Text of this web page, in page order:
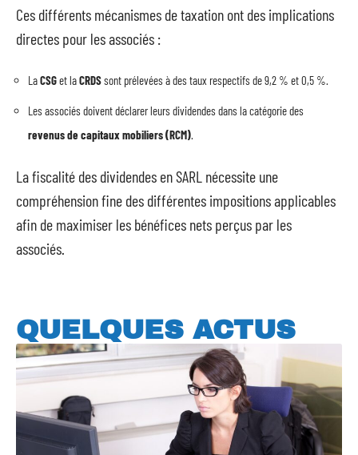
Ces différents mécanismes de taxation ont des implications
directes pour les associés :
LaCSGet laCRDSsont prélevées à des taux respectifs de 9,2 % et 0,5 %.
Les associés doivent déclarer leurs dividendes dans la catégorie des
revenus de capitaux mobiliers (RCM).
La fiscalité des dividendes en SARL nécessite une
compréhension fine des différentes impositions applicables
afin de maximiser les bénéfices nets perçus par les
associés.
QUELQUES ACTUS